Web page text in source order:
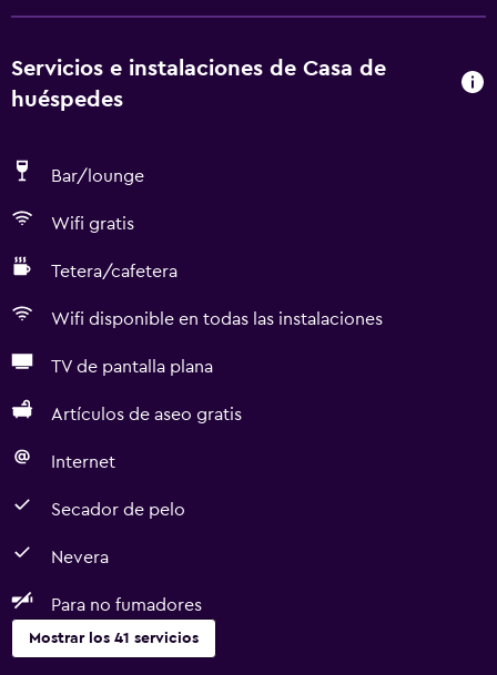
Servicios e instalaciones de Casa de
huéspedes
Bar/lounge
Wifi gratis
Tetera/cafetera
Wifi disponible en todas las instalaciones
TV de pantalla plana
Artículos de aseo gratis
Internet
Secador de pelo
Nevera
Para no fumadores
Mostrar los 41 servicios